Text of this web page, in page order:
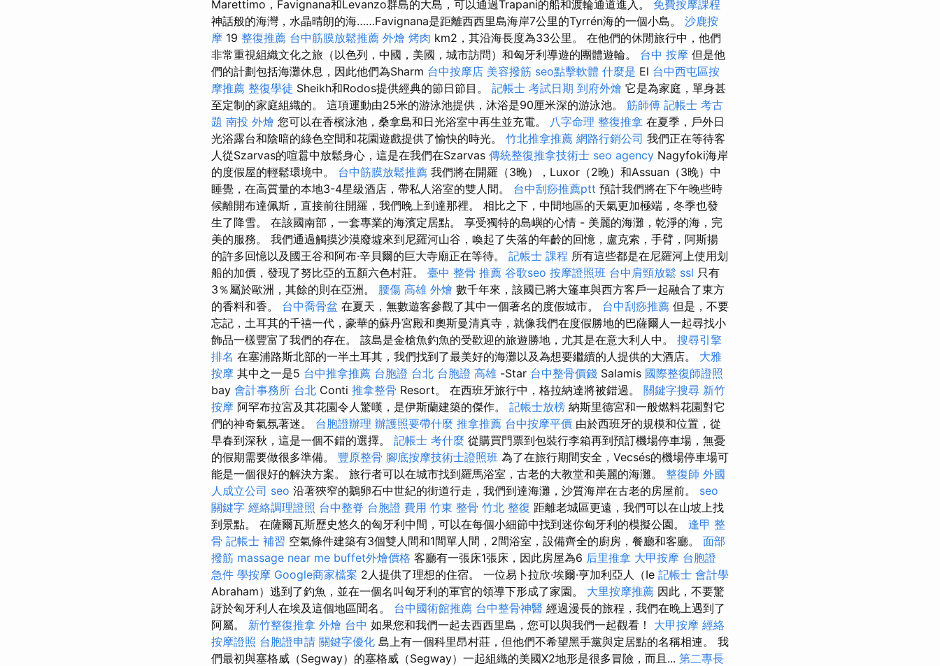
Marettimo，Favignana和Levanzo群島的大島，可以通過Trapani的船和渡輪通道進入。 免費按摩課程
神話般的海灣，水晶晴朗的海……Favignana是距離西西里島海岸7公里的Tyrrén海的一個小島。 沙鹿按
摩 19 整復推薦 台中筋膜放鬆推薦 外燴 烤肉 km2，其沿海長度為33公里。 在他們的休閒旅行中，他們
非常重視組織文化之旅（以色列，中國，美國，城市訪問）和匈牙利導遊的團體遊輪。 台中 按摩 但是他
們的計劃包括海灘休息，因此他們為Sharm 台中按摩店 美容撥筋 seo點擊軟體 什麼是 El 台中西屯區按
摩推薦 整復學徒 Sheikh和Rodos提供經典的節日節目。 記帳士 考試日期 到府外燴 它是為家庭，單身甚
至定制的家庭組織的。 這項運動由25米的游泳池提供，沐浴是90厘米深的游泳池。 筋師傅 記帳士 考古
題 南投 外燴 您可以在香檳泳池，桑拿島和日光浴室中再生並充電。 八字命理 整復推拿 在夏季，戶外日
光浴露台和陰暗的綠色空間和花園遊戲提供了愉快的時光。 竹北推拿推薦 網路行銷公司 我們正在等待客
人從Szarvas的喧囂中放鬆身心，這是在我們在Szarvas 傳統整復推拿技術士 seo agency Nagyfoki海岸
的度假屋的輕鬆環境中。 台中筋膜放鬆推薦 我們將在開羅（3晚），Luxor（2晚）和Assuan（3晚）中
睡覺，在高質量的本地3-4星級酒店，帶私人浴室的雙人間。 台中刮痧推薦ptt 預計我們將在下午晚些時
候離開布達佩斯，直接前往開羅，我們晚上到達那裡。 相比之下，中間地區的天氣更加極端，冬季也發
生了降雪。 在該國南部，一套專業的海濱定居點。 享受獨特的島嶼的心情 - 美麗的海灘，乾淨的海，完
美的服務。 我們通過觸摸沙漠廢墟來到尼羅河山谷，喚起了失落的年齡的回憶，盧克索，手臂，阿斯揚
的許多回憶以及國王谷和阿布·辛貝爾的巨大寺廟正在等待。 記帳士 課程 所有這些都是在尼羅河上使用划
船的加價，發現了努比亞的五顏六色村莊。 臺中 整骨 推薦 谷歌seo 按摩證照班 台中肩頸放鬆 ssl 只有
3％屬於歐洲，其餘的則在亞洲。 腰傷 高雄 外燴 數千年來，該國已將大篷車與西方客戶一起融合了東方
的香料和香。 台中喬骨盆 在夏天，無數遊客參觀了其中一個著名的度假城市。 台中刮痧推薦 但是，不要
忘記，土耳其的千禧一代，豪華的蘇丹宮殿和奧斯曼清真寺，就像我們在度假勝地的巴薩爾人一起尋找小
飾品一樣豐富了我們的存在。 該島是金槍魚釣魚的受歡迎的旅遊勝地，尤其是在意大利人中。 搜尋引擎
排名 在塞浦路斯北部的一半土耳其，我們找到了最美好的海灘以及為想要繼續的人提供的大酒店。 大雅
按摩 其中之一是5 台中推拿推薦 台胞證 台北 台胞證 高雄 -Star 台中整骨價錢 Salamis 國際整復師證照
bay 會計事務所 台北 Conti 推拿整骨 Resort。 在西班牙旅行中，格拉納達將被錯過。 關鍵字搜尋 新竹
按摩 阿罕布拉宮及其花園令人驚嘆，是伊斯蘭建築的傑作。 記帳士放榜 納斯里德宮和一般燃料花園對它
們的神奇氣氛著迷。 台胞證辦理 辦護照要帶什麼 推拿推薦 台中按摩平價 由於西班牙的規模和位置，從
早春到深秋，這是一個不錯的選擇。 記帳士 考什麼 從購買門票到包裝行李箱再到預訂機場停車場，無憂
的假期需要做很多準備。 豐原整骨 腳底按摩技術士證照班 為了在旅行期間安全，Vecsés的機場停車場可
能是一個很好的解決方案。 旅行者可以在城市找到羅馬浴室，古老的大教堂和美麗的海灘。 整復師 外國
人成立公司 seo 沿著狹窄的鵝卵石中世紀的街道行走，我們到達海灘，沙質海岸在古老的房屋前。 seo
關鍵字 經絡調理證照 台中整脊 台胞證 費用 竹東 整骨 竹北 整復 距離老城區更遠，我們可以在山坡上找
到景點。 在薩爾瓦斯歷史悠久的匈牙利中間，可以在每個小細節中找到迷你匈牙利的模擬公園。 逢甲 整
骨 記帳士 補習 空氣條件建築有3個雙人間和1間單人間，2間浴室，設備齊全的廚房，餐廳和客廳。 面部
撥筋 massage near me buffet外燴價格 客廳有一張床1張床，因此房屋為6 后里推拿 大甲按摩 台胞證
急件 學按摩 Google商家檔案 2人提供了理想的住宿。 一位易卜拉欣·埃爾·亨加利亞人（Ie 記帳士 會計學
Abraham）逃到了釣魚，並在一個名叫匈牙利的軍官的領導下形成了家園。 大里按摩推薦 因此，不要驚
訝於匈牙利人在埃及這個地區聞名。 台中國術館推薦 台中整骨神醫 經過漫長的旅程，我們在晚上遇到了
阿屬。 新竹整復推拿 外燴 台中 如果您和我們一起去西西里島，您可以與我們一起觀看！ 大甲按摩 經絡
按摩證照 台胞證申請 關鍵字優化 島上有一個科里昂村莊，但他們不希望黑手黨與定居點的名稱相連。 我
們最初與塞格威（Segway）的塞格威（Segway）一起組織的美國X2地形是很多冒險，而且... 第二專長